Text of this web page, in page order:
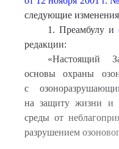
следующие
1. Преамбулу и
редакции:
«Настоящий
основы охраны
с
на защиту жизни и
среды от
разрушением